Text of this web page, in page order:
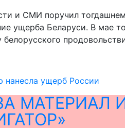
и СМИ поручил
ущерба Беларуси. В мае
нанесла ущерб России
МАТЕРИАЛ